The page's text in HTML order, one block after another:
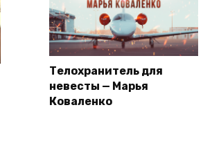
Телохранитель для
невесты — Марья
Коваленко